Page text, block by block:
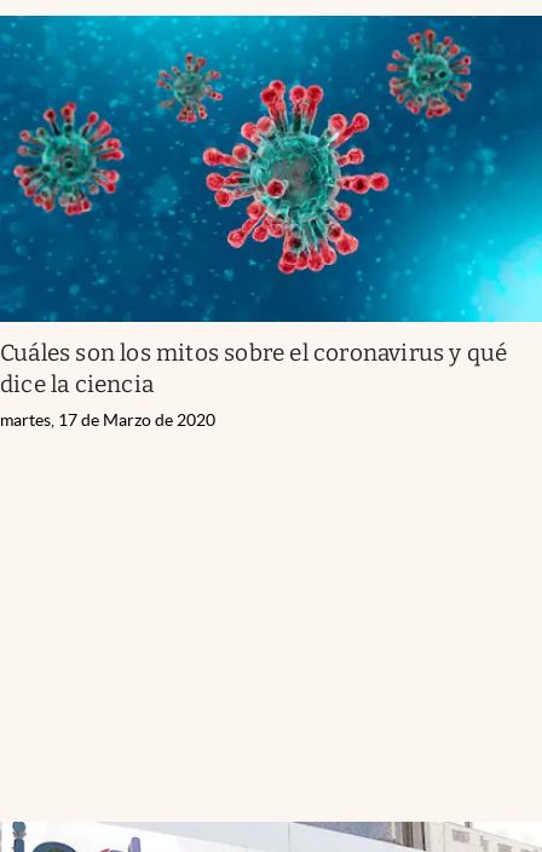
Cuáles son los mitos sobre el coronavirus y qué
dice la ciencia
martes, 17 de Marzo de 2020